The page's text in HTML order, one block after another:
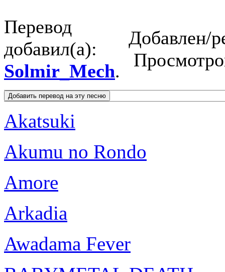
Перевод
добавил(а):
Solmir_Mech.
Добавлен/
Akatsuki
Akumu no Rondo
Amore
Arkadia
Awadama Fever